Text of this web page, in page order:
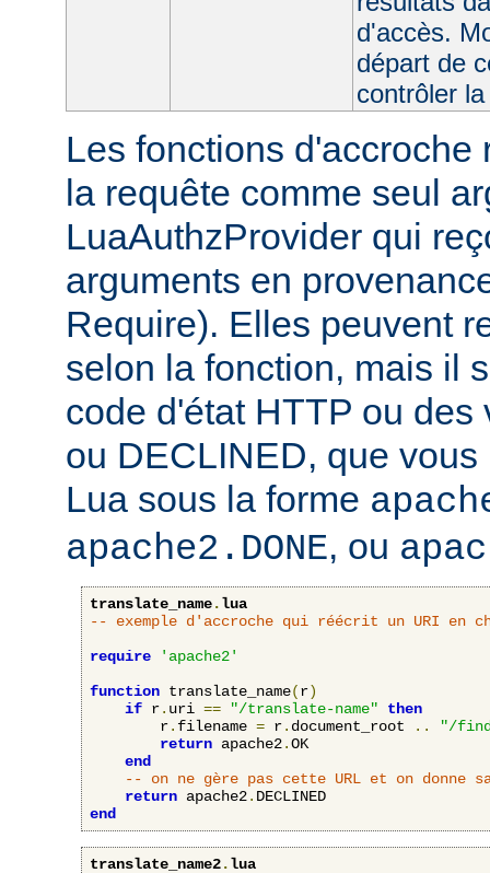
d'accès.
départ de
contrôler
Les fonctions d'accroche
la requête comme seul
LuaAuthzProvider qui
arguments en
Require). Elles peuvent
selon la fonction, mais il
code d'état HTTP ou des
ou DECLINED, que
Lua sous la forme
apache2.DONE, ou
translate_name.lua
-- exemple d'accroche qui réécrit un URI en
require
'apache2'
function translate_name(r)
if r. uri == "/translate-name"
then
        r
. filename = r. document_root ..
"/
return apache2.OK
end
-- on ne gère pas cette URL et on donne
return apache2.
end
translate_name2.lua